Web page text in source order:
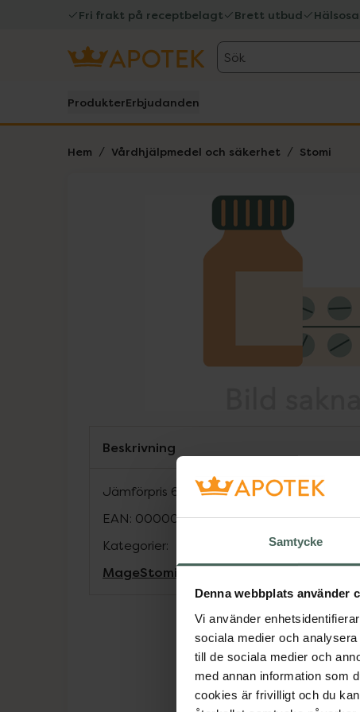
Samtycke
Denna webbplats använder
Vi använder
sociala medier och
till de sociala medier och
med annan information som
cookies är frivilligt och du
Fri frakt på receptbelagt Brett utbud
Sök
ProdukterErbjudanden
Hem Vårdhjälpmedel och säkerhet Stomi
Lista: . Innehåller 1 objekt.
Beskrivning
Jämförpris 6,83 kr/st
EAN: 00000000092005
Kategorier:
MageStomi